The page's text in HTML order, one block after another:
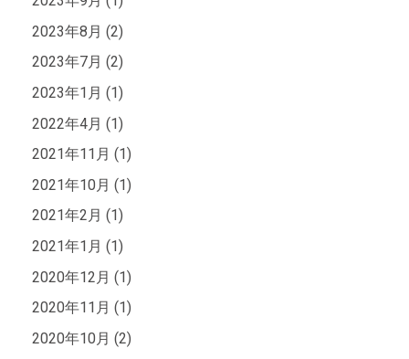
2023年8月 (2)
2023年7月 (2)
2023年1月 (1)
2022年4月 (1)
2021年11月 (1)
2021年10月 (1)
2021年2月 (1)
2021年1月 (1)
2020年12月 (1)
2020年11月 (1)
2020年10月 (2)